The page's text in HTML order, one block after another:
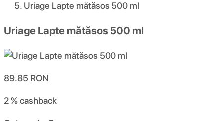
Uriage Lapte mătăsos 500 ml
Uriage Lapte mătăsos 500 ml
89.85 RON
2 %cashback